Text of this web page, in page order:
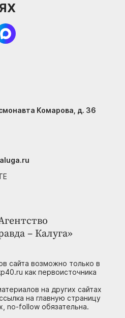
– Калуга»
сайта возможно только в
как первоисточника
на других сайтах
на главную страницу
no-follow обязательна.
Комарова, д. 36